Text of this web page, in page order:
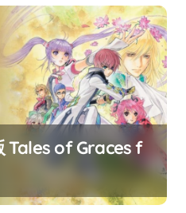
Tales of Graces f